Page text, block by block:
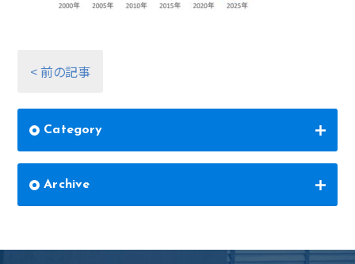
< 前の記事
Category
Archive